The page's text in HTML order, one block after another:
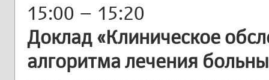
15:00 – 15:20
Доклад «Клиническое
алгоритма лечения